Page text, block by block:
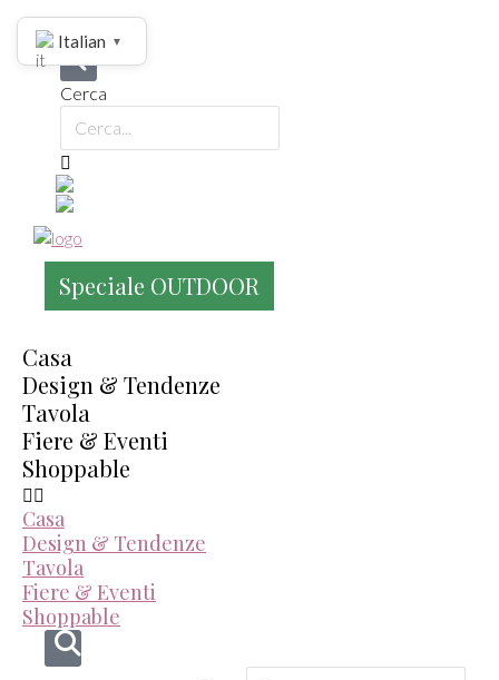
Cerca
Speciale OUTDOOR
Casa
Design & Tendenze
Tavola
Fiere & Eventi
Shoppable
Casa
Design & Tendenze
Tavola
Fiere & Eventi
Shoppable
Italian ▼